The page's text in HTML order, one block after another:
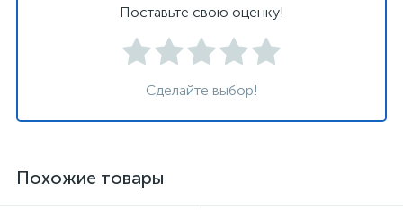
Поставьте свою оценку!
Сделайте выбор!
Похожие товары